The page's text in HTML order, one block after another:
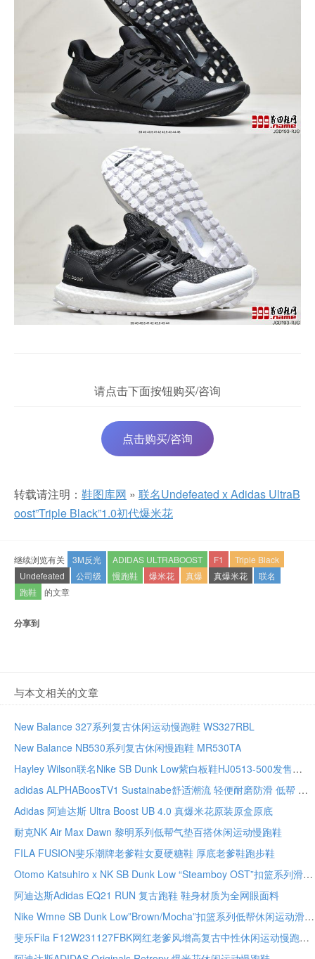
请点击下面按钮购买/咨询
点击购买/咨询
转载请注明： 鞋图库网 » 联名Undefeated x Adidas UltraB
oost”Triple Black”1.0初代爆米花
继续浏览有关 3M反光 ADIDAS ULTRABOOST F1
Triple Black
Undefeated
公司级 慢跑鞋 爆米花 真爆 真爆米花
联名
跑鞋
的文章
分享到
与本文相关的文章
New Balance 327系列复古休闲运动慢跑鞋 WS327RBL
New Balance NB530系列复古休闲慢跑鞋 MR530TA
Hayley Wilson联名Nike SB Dunk Low紫白板鞋HJ0513-500发售
adidas ALPHABoosTV1 Sustainabe舒适潮流 轻便耐磨防滑 低帮 跑步鞋 白色 低帮跑鞋
Adidas 阿迪达斯 Ultra Boost UB 4.0 真爆米花原装原盒原底
耐克NK Air Max Dawn 黎明系列低帮气垫百搭休闲运动慢跑鞋
FILA FUSION斐乐潮牌老爹鞋女夏硬糖鞋 厚底老爹鞋跑步鞋
Otomo Katsuhiro x NK SB Dunk Low “Steamboy OST”扣篮系列滑板板鞋
阿迪达斯Adidas EQ21 RUN 复古跑鞋 鞋身材质为全网眼面料
Nike Wmne SB Dunk Low”Brown/Mocha”扣篮系列低帮休闲运动滑板板鞋
斐乐Fila F12W231127FBK网红老爹风增高复古中性休闲运动慢跑鞋